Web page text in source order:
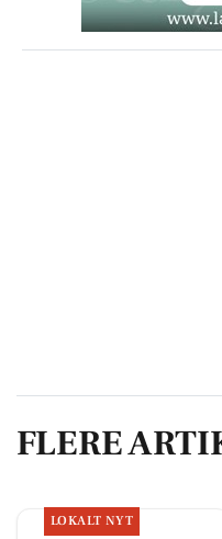
FLERE
LOKALT NYT